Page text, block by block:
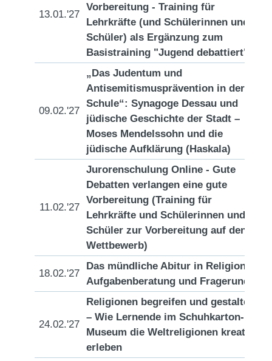
13.01.'27
Vorbereitung - Training für
Lehrkräfte (und Schülerinnen und
Schüler) als Ergänzung zum
Basistraining "Jugend debattiert"
09.02.'27
„Das Judentum und
Antisemitismusprävention in der
Schule“: Synagoge Dessau und
jüdische Geschichte der Stadt –
Moses Mendelssohn und die
jüdische Aufklärung (Haskala)
11.02.'27
Jurorenschulung Online - Gute
Debatten verlangen eine gute
Vorbereitung (Training für
Lehrkräfte und Schülerinnen und
Schüler zur Vorbereitung auf den
Wettbewerb)
18.02.'27
Das mündliche Abitur in Religion -
Aufgabenberatung und Fragerunde
24.02.'27
Religionen begreifen und gestalten
– Wie Lernende im Schuhkarton-
Museum die Weltreligionen kreativ
erleben